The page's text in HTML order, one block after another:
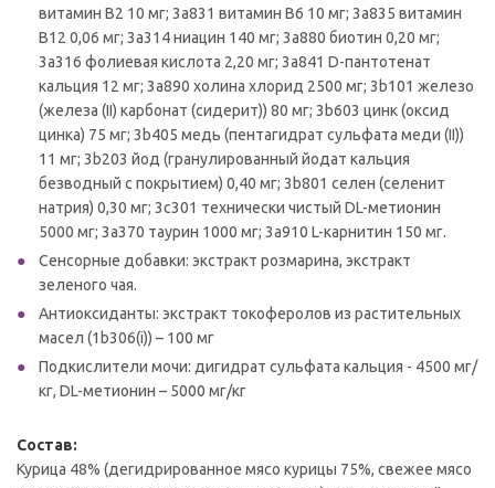
витамин B2 10 мг; 3a831 витамин B6 10 мг; 3a835 витамин
В12 0,06 мг; 3a314 ниацин 140 мг; 3a880 биотин 0,20 мг;
3a316 фолиевая кислота 2,20 мг; 3a841 D-пантотенат
кальция 12 мг; 3a890 холина хлорид 2500 мг; 3b101 железо
(железа (II) карбонат (сидерит)) 80 мг; 3b603 цинк (оксид
цинка) 75 мг; 3b405 медь (пентагидрат сульфата меди (II))
11 мг; 3b203 йод (гранулированный йодат кальция
безводный с покрытием) 0,40 мг; 3b801 селен (селенит
натрия) 0,30 мг; 3c301 технически чистый DL-метионин
5000 мг; 3a370 таурин 1000 мг; 3a910 L-карнитин 150 мг.
Сенсорные добавки: экстракт розмарина, экстракт
зеленого чая.
Антиоксиданты: экстракт токоферолов из растительных
масел (1b306(i)) – 100 мг
Подкислители мочи: дигидрат сульфата кальция - 4500 мг/
кг, DL-метионин – 5000 мг/кг
Состав:
Курица 48% (дегидрированное мясо курицы 75%, свежее мясо